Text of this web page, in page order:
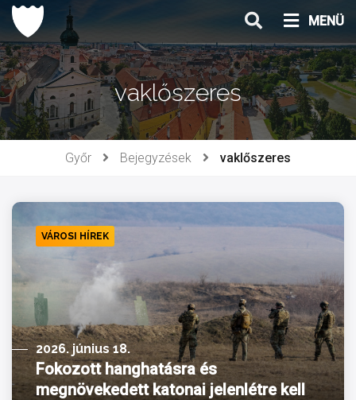
Ugrás
tartalomhoz
MENÜ
vaklőszeres
Győr Bejegyzések vaklőszeres
VÁROSI HÍREK
2026. június 18.
Fokozott hanghatásra és
megnövekedett katonai jelenlétre kell